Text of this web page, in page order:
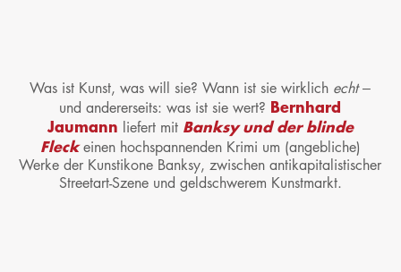
Was ist Kunst, was will sie? Wann ist sie wirklich echt –
und andererseits: was ist sie wert? Bernhard
Jaumann liefert mit Banksy und der blinde
Fleckeinen hochspannenden Krimi um (angebliche)
Werke der Kunstikone Banksy, zwischen antikapitalistischer
Streetart-Szene und geldschwerem Kunstmarkt.